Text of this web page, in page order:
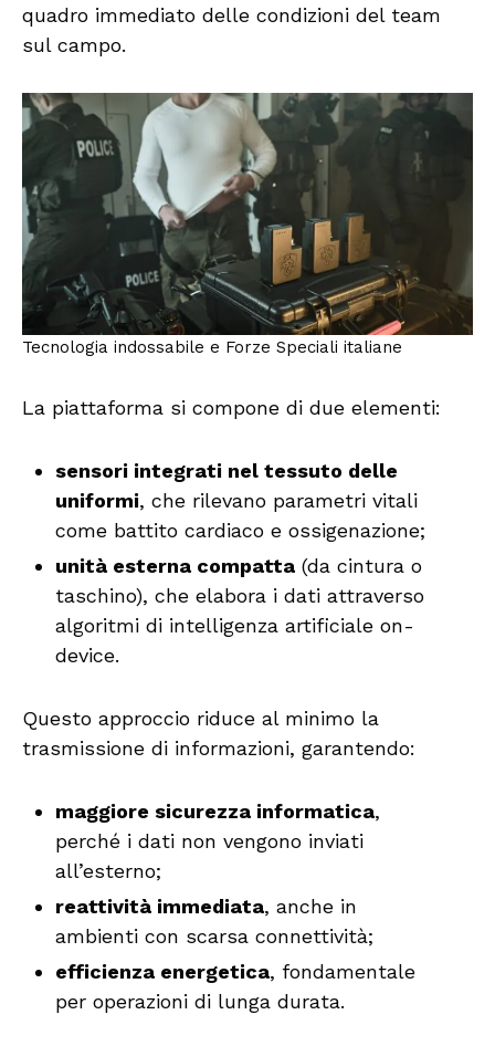
quadro immediato delle condizioni del team
sul campo.
Tecnologia indossabile e Forze Speciali italiane
La piattaforma si compone di due elementi:
sensori integrati nel tessuto delle
uniformi, che rilevano parametri vitali
come battito cardiaco e ossigenazione;
unità esterna compatta (da cintura o
taschino), che elabora i dati attraverso
algoritmi di intelligenza artificiale on-
device.
Questo approccio riduce al minimo la
trasmissione di informazioni, garantendo:
maggiore sicurezza informatica,
perché i dati non vengono inviati
all’esterno;
reattività immediata, anche in
ambienti con scarsa connettività;
efficienza energetica, fondamentale
per operazioni di lunga durata.